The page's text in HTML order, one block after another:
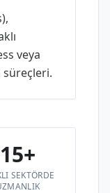
veya
süreçleri.
15+
SEKTÖRDE